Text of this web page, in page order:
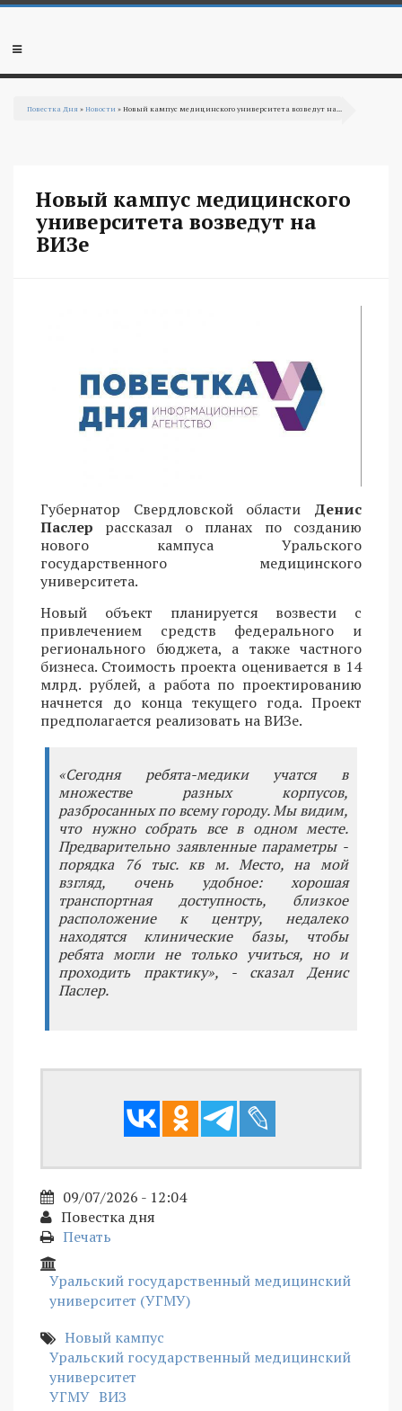
Перейти к основному содержанию
Мобильное
Повестка Дня »Новости » Новый кампус медицинского университета возведут на...
Новый кампус медицинского
университета возведут на
ВИЗе
Губернатор Свердловской области Денис
Паслер рассказал о планах по созданию
нового кампуса Уральского
государственного медицинского
университета.
Новый объект планируется возвести с
привлечением средств федерального и
регионального бюджета, а также частного
бизнеса. Стоимость проекта оценивается в 14
млрд. рублей, а работа по проектированию
начнется до конца текущего года. Проект
предполагается реализовать на ВИЗе.
«Сегодня ребята-медики учатся в
множестве разных корпусов,
разбросанных по всему городу. Мы видим,
что нужно собрать все в одном месте.
Предварительно заявленные параметры -
порядка 76 тыс. кв м. Место, на мой
взгляд, очень удобное: хорошая
транспортная доступность, близкое
расположение к центру, недалеко
находятся клинические базы, чтобы
ребята могли не только учиться, но и
проходить практику», - сказал Денис
Паслер.
09/07/2026 - 12:04
Повестка дня
Печать
Уральский государственный медицинский
университет (УГМУ)
Новый кампус
Уральский государственный медицинский
университет
УГМУ ВИЗ